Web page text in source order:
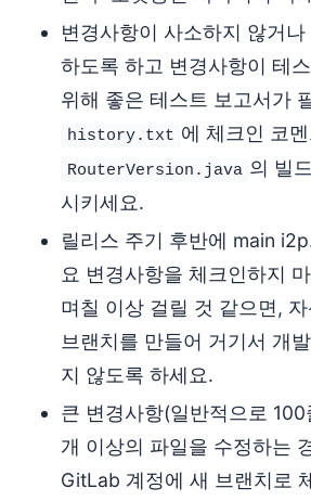
변경사항이 사소하지 않거
하도록 하고 변경사항이 테
위해 좋은 테스트 보고서가
history.txt 에 체크인 코
RouterVersion.java 의 빌
시키세요.
릴리스 주기 후반에 main
요 변경사항을 체크인하지
며칠 이상 걸릴 것 같으면,
브랜치를 만들어 거기서 개
지 않도록 하세요.
큰 변경사항(일반적으로
개 이상의 파일을 수정하는
GitLab 계정에 새 브랜치로